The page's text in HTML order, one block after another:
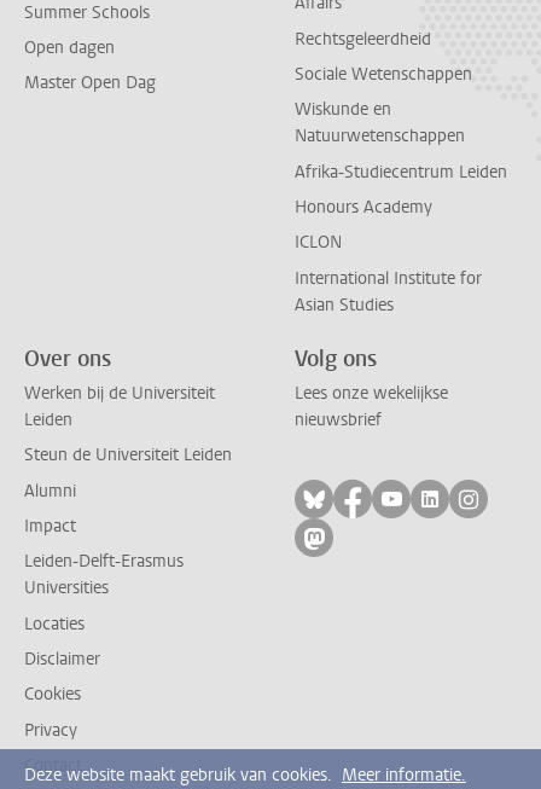
Summer Schools
Open dagen
Master Open Dag
Rechtsgeleerdheid
Sociale Wetenschappen
Wiskunde en
Natuurwetenschappen
Afrika-Studiecentrum Leiden
Honours Academy
ICLON
International Institute for
Asian Studies
Over ons
Werken bij de Universiteit
Leiden
Steun de Universiteit Leiden
Alumni
Impact
Leiden-Delft-Erasmus
Universities
Locaties
Disclaimer
Cookies
Privacy
Contact
Volg ons
Lees onze wekelijkse
nieuwsbrief
Volg ons op bluesky
Volg ons op
Volg ons op
Volg ons
Volg
Volg ons op mastodon
Deze website maakt gebruik van cookies. Meer informatie.